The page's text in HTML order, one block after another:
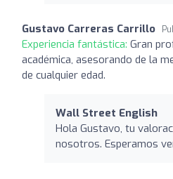
Gustavo Carreras Carrillo
Experiencia fantástica: Gran
académica, asesorando de la
de cualquier edad.
Wall Street English
Hola Gustavo, tu
nosotros. Esperamos